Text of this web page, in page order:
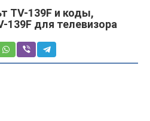
TV-139F и коды,
139F для телевизора